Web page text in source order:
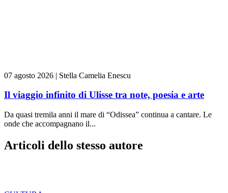
07 agosto 2026 | Stella Camelia Enescu
Il viaggio infinito di Ulisse tra note, poesia e arte
Da quasi tremila anni il mare di “Odissea” continua a cantare. Le
onde che accompagnano il...
Articoli dello stesso autore